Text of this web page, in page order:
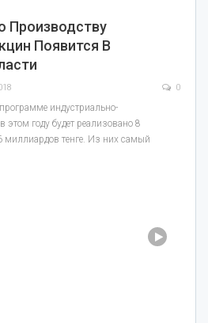
Производству
Появится В
0
индустриально-
этом году будет реализовано 8
миллиардов тенге. Из них самый